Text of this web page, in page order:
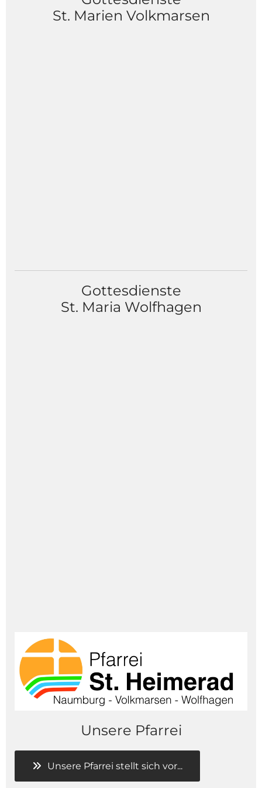
St. Marien Volkmarsen
Gottesdienste
St. Maria Wolfhagen
Unsere Pfarrei
Unsere Pfarrei stellt sich vor...